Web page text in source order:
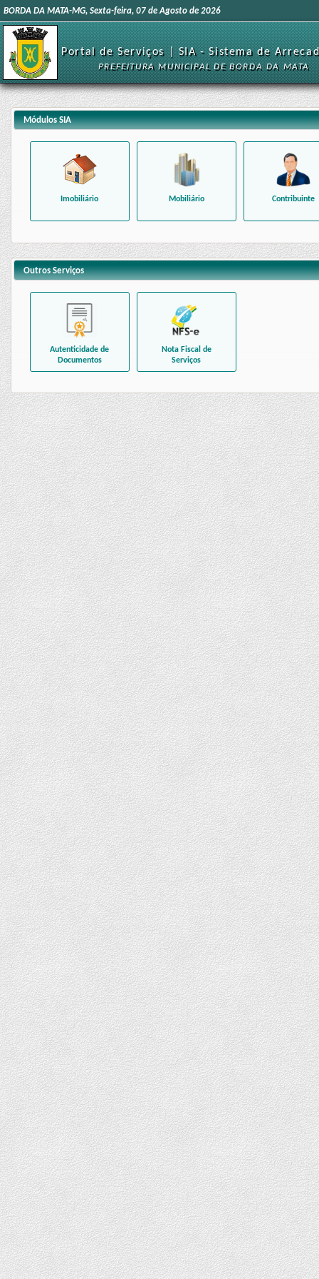
BORDA DA MATA-MG, Sexta-feira, 07 de Agosto de 2026
Portal de Serviços | SIA - Sistema de
PREFEITURA MUNICIPAL DE BORDA DA MATA
Módulos SIA
Imobiliário Mobiliário Contribuinte
Outros Serviços
Autenticidade de
Documentos
Nota Fiscal de
Serviços